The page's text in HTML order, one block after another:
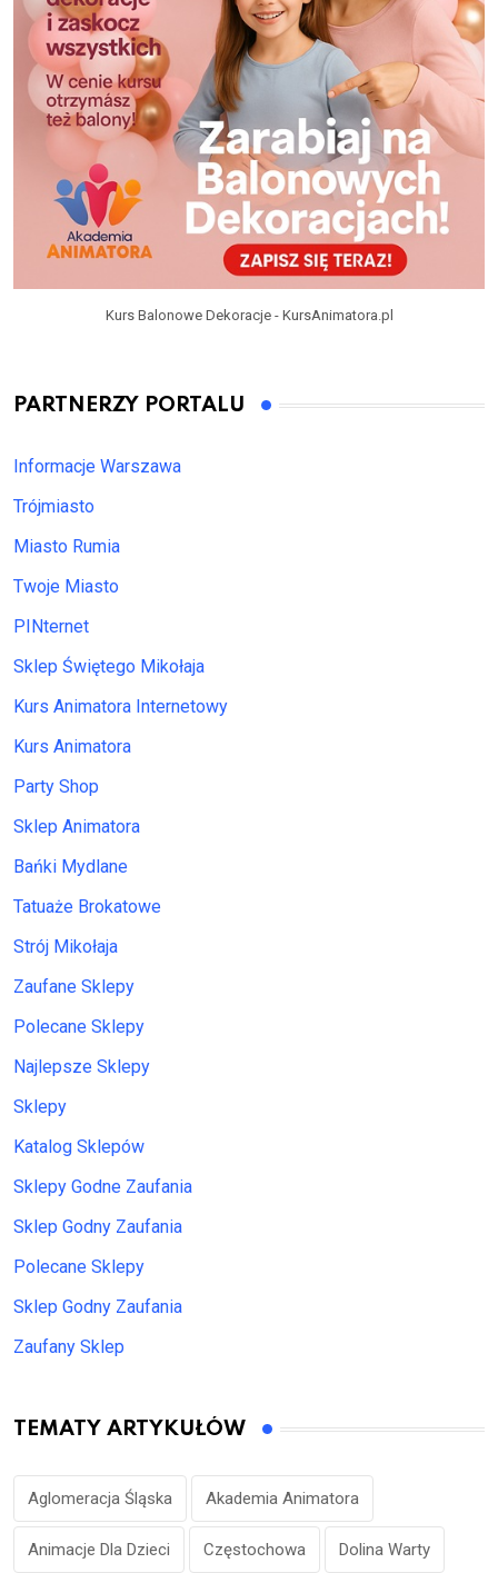
Kurs Balonowe Dekoracje - KursAnimatora.pl
PARTNERZY PORTALU
Informacje Warszawa
Trójmiasto
Miasto Rumia
Twoje Miasto
PINternet
Sklep Świętego Mikołaja
Kurs Animatora Internetowy
Kurs Animatora
Party Shop
Sklep Animatora
Bańki Mydlane
Tatuaże Brokatowe
Strój Mikołaja
Zaufane Sklepy
Polecane Sklepy
Najlepsze Sklepy
Sklepy
Katalog Sklepów
Sklepy Godne Zaufania
Sklep Godny Zaufania
Polecane Sklepy
Sklep Godny Zaufania
Zaufany Sklep
TEMATY ARTYKUŁÓW
Aglomeracja Śląska Akademia Animatora
Animacje Dla Dzieci Częstochowa Dolina Warty